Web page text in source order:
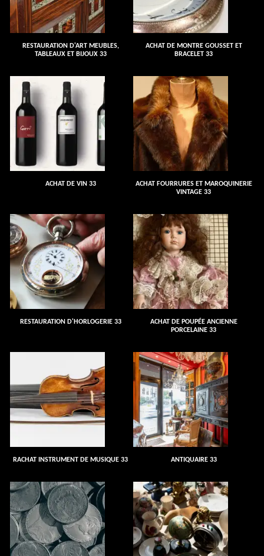
RESTAURATION D'ART MEUBLES,
TABLEAUX ET BIJOUX 33
ACHAT DE MONTRE GOUSSET ET
BRACELET 33
ACHAT DE VIN 33
ACHAT FOURRURES ET MAROQUINERIE
VINTAGE 33
RESTAURATION D'HORLOGERIE 33
ACHAT DE POUPÉE ANCIENNE
PORCELAINE 33
RACHAT INSTRUMENT DE MUSIQUE 33 ANTIQUAIRE 33